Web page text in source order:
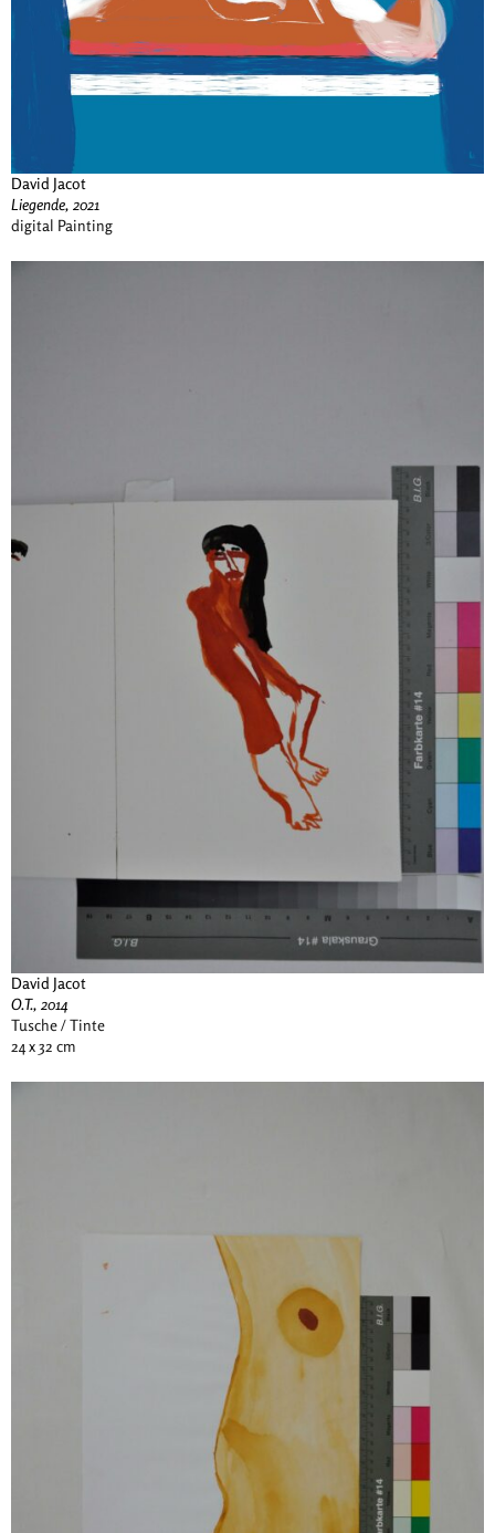
David Jacot
Liegende, 2021
digital Painting
David Jacot
O.T., 2014
Tusche / Tinte
24 x 32 cm